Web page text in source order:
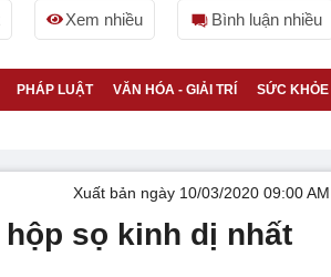
Xem nhiều Bình luận nhiều
PHÁP LUẬT VĂN HÓA - GIẢI TRÍ SỨC KHỎE
Xuất bản ngày 10/03/2020 09:00 AM
sọ kinh dị nhất